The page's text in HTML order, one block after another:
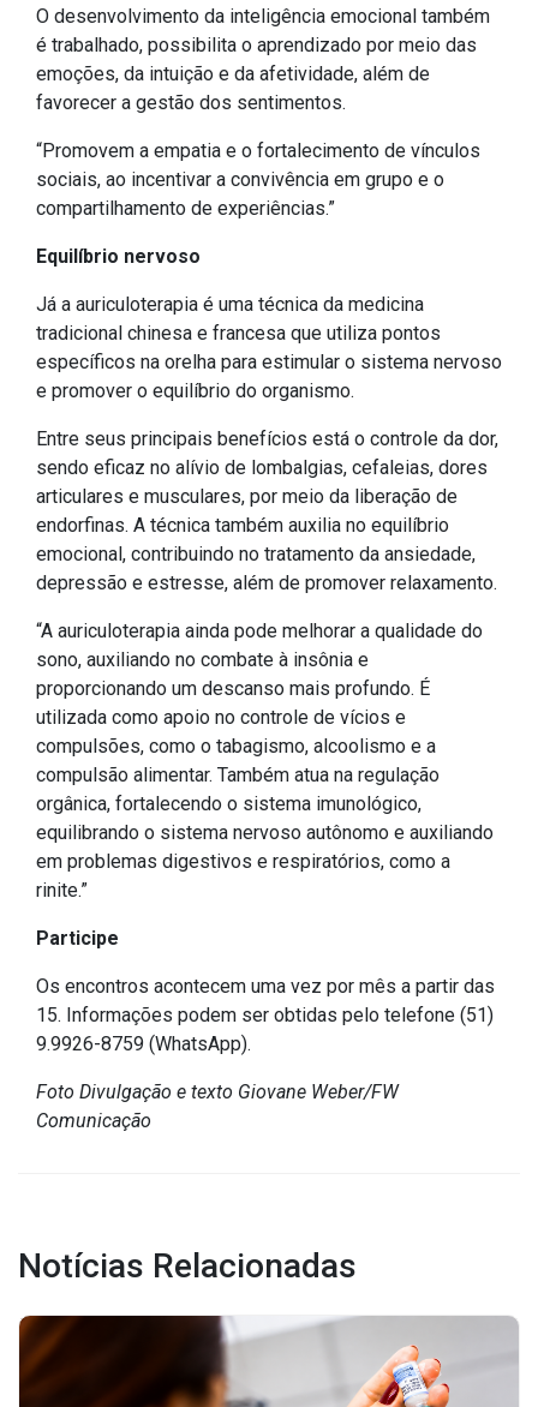
Licitações
Dispensas e Inexigibilidades
Chamamentos Públicos
Transparência
Portal da Transparência
Radar da Transparência
Cespro
Outros
Downloads
Notícias
Contato
Página Inicial
O desenvolvimento da inteligência emocional também
é trabalhado, possibilita o aprendizado por meio das
emoções, da intuição e da afetividade, além de
favorecer a gestão dos sentimentos.
“Promovem a empatia e o fortalecimento de vínculos
sociais, ao incentivar a convivência em grupo e o
compartilhamento de experiências.”
Equilíbrio nervoso
Já a auriculoterapia é uma técnica da medicina
tradicional chinesa e francesa que utiliza pontos
específicos na orelha para estimular o sistema nervoso
e promover o equilíbrio do organismo.
Entre seus principais benefícios está o controle da dor,
sendo eficaz no alívio de lombalgias, cefaleias, dores
articulares e musculares, por meio da liberação de
endorfinas. A técnica também auxilia no equilíbrio
emocional, contribuindo no tratamento da ansiedade,
depressão e estresse, além de promover relaxamento.
“A auriculoterapia ainda pode melhorar a qualidade do
sono, auxiliando no combate à insônia e
proporcionando um descanso mais profundo. É
utilizada como apoio no controle de vícios e
compulsões, como o tabagismo, alcoolismo e a
compulsão alimentar. Também atua na regulação
orgânica, fortalecendo o sistema imunológico,
equilibrando o sistema nervoso autônomo e auxiliando
em problemas digestivos e respiratórios, como a
rinite.”
Participe
Os encontros acontecem uma vez por mês a partir das
15. Informações podem ser obtidas pelo telefone (51)
9.9926-8759 (WhatsApp).
Foto Divulgação e texto Giovane Weber/FW
Comunicação
Notícias Relacionadas